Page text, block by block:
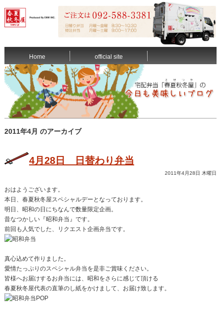
Home official site
2011年4月 のアーカイブ
4月28日 日替わり弁当
2011年4月28日 木曜日
おはようございます。
本日、春夏秋冬屋スペシャルデーとなっております。
明日、昭和の日にちなんで数量限定企画。
昔なつかしい『昭和弁当』です。
前回も人気でした、リクエスト企画弁当です。
真心込めて作りました。
愛情たっぷりのスペシャル弁当を是非ご賞味ください。
皆様へお届けするお弁当には、昭和をさらに感じて頂ける
春夏秋冬屋代表の直筆のし紙をかけまして、お届け致します。